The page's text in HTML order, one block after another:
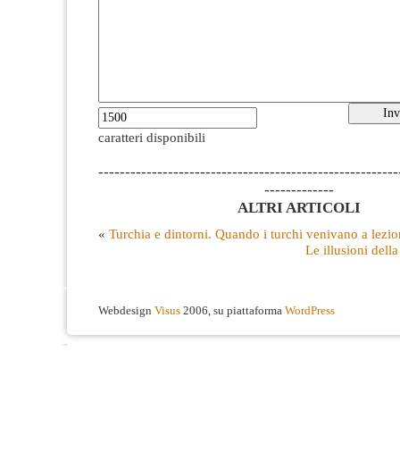
caratteri disponibili
-------------
ALTRI ARTICOLI
« Turchia e dintorni. Quando i turchi venivano a
Le illusioni
Webdesign Visus 2006, su piattaforma WordPress